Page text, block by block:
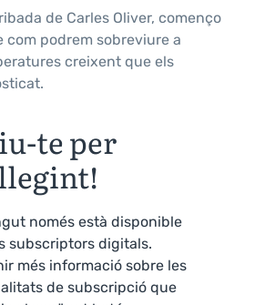
de Carles Oliver, començo
com podrem sobreviure a
creixent que els
te per
només està disponible
subscriptors digitals.
més informació sobre les
de subscripció que